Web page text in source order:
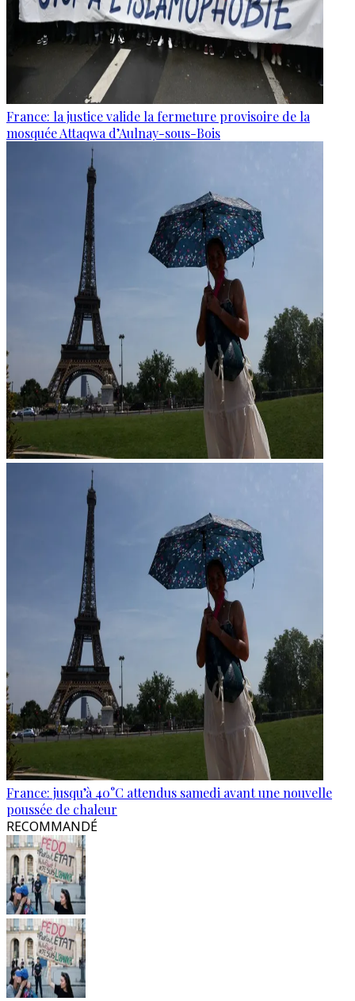
France: la justice valide la fermeture provisoire de la
mosquée Attaqwa d’Aulnay-sous-Bois
France: jusqu’à 40°C attendus samedi avant une nouvelle
poussée de chaleur
RECOMMANDÉ